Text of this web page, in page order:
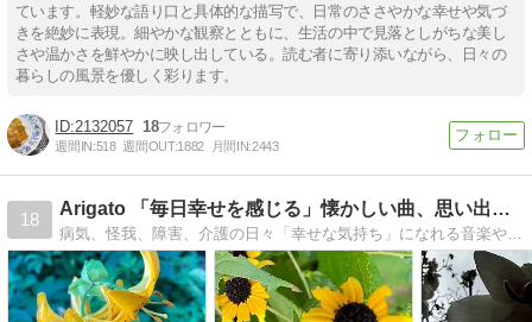
ています。軽妙な語り口と具体的な描写で、日常のささやかな幸せや気づ
きを絶妙に表現。細やかな観察とともに、生活の中で見落としがちな美し
さや温かさを鮮やかに映し出している。読む者に寄り添いながら、日々の
暮らしの風景を優しく彩ります。
2132057 18
週間IN:518 週間OUT:1882 月間IN:2443
18
Arigato 「毎日幸せを感じる」懐かしい曲、思い出、終活
病気、怪我、障害、介護の日々「幸せな気持ち」になれる音楽や思い出を使ったヒントです。https://www.aiaoko.com/about